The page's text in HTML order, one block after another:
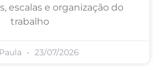
escalas e organização do
trabalho
23/07/2026